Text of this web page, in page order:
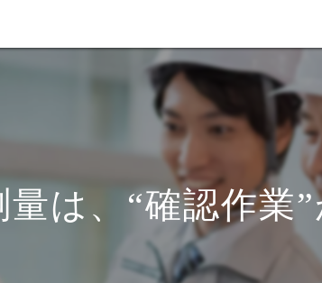
量は、“確認作業